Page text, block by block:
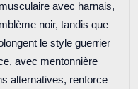
avec harnais,
noir, tandis que
le style guerrier
avec mentonnière
alternatives, renforce